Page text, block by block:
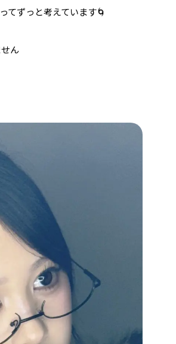
てずっと考えています🌀
ん